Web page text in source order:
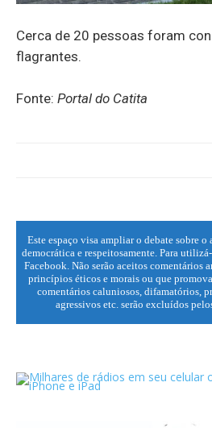
Cerca de 20 pessoas foram
flagrantes.
Fonte: Portal do Catita
Este espaço visa ampliar o debate sobre o
democrática e respeitosamente. Para
Facebook. Não serão aceitos comentários
princípios éticos e morais ou que
comentários caluniosos, difamatórios,
agressivos etc. serão excluídos